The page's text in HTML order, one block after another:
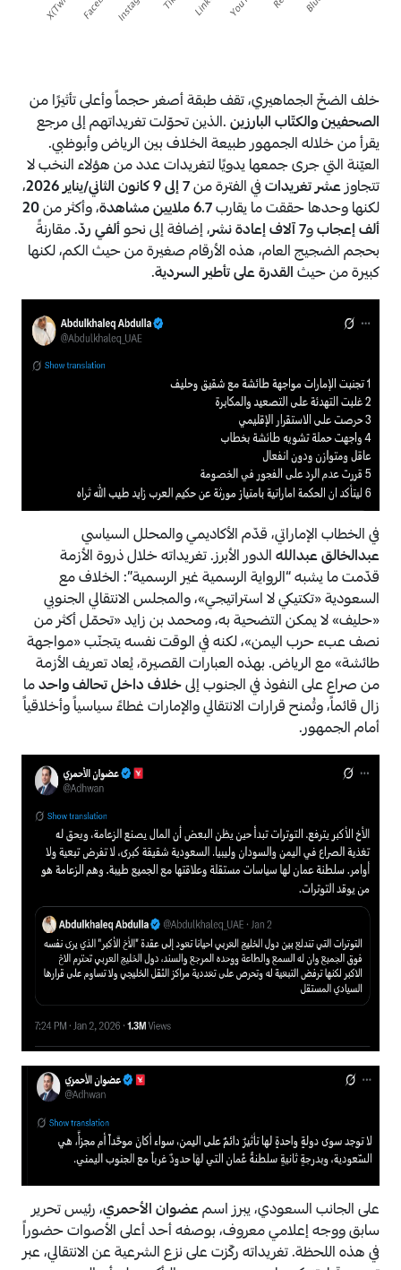
خلف الضخّ الجماهيري، تقف طبقة أصغر حجماً وأعلى تأثيرًا من
الصحفيين والكتّاب البارزين.الذين تحوّلت تغريداتهم إلى مرجع
يقرأ من خلاله الجمهور طبيعة الخلاف بين الرياض وأبوظبي.
العيّنة التي جرى جمعها يدويًا لتغريدات عدد من هؤلاء النخب لا
تتجاوزعشر تغريداتفي الفترة من7 إلى 9 كانون الثاني/يناير 2026
،
لكنها وحدها حققت ما يقارب6.7 ملايين مشاهدة ، وأكثر من20
ألف إعجابو7 آلاف إعادة نشر ، إضافة إلى نحوألفي ردّ. مقارنةً
بحجم الضجيج العام، هذه الأرقام صغيرة من حيث الكم، لكنها
كبيرة من حيثالقدرة على تأطير السردية.
في الخطاب الإماراتي، قدّم الأكاديمي والمحلل السياسي
عبدالخالق عبداللهالدور الأبرز. تغريداته خلال ذروة الأزمة
قدّمت ما يشبه “الرواية الرسمية غير الرسمية”: الخلاف مع
السعودية «تكتيكي لا استراتيجي»، والمجلس الانتقالي الجنوبي
«حليف» لا يمكن التضحية به، ومحمد بن زايد «تحمّل أكثر من
نصف عبء حرب اليمن»، لكنه في الوقت نفسه يتجنّب «مواجهة
طائشة» مع الرياض. بهذه العبارات القصيرة، يُعاد تعريف الأزمة
من صراع على النفوذ في الجنوب إلىخلاف داخل تحالف واحدما
زال قائماً، وتُمنح قرارات الانتقالي والإمارات غطاءً سياسياً وأخلاقياً
أمام الجمهور.
على الجانب السعودي، يبرز اسمعضوان الأحمري، رئيس تحرير
سابق ووجه إعلامي معروف، بوصفه أحد أعلى الأصوات حضوراً
في هذه اللحظة. تغريداته ركّزت على نزع الشرعية عن الانتقالي، عبر